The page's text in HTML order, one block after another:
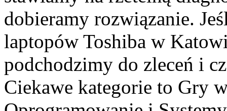
dobieramy rozwiązanie.
laptopów Toshiba w
podchodzimy do zleceń i
Ciekawe kategorie to Gry